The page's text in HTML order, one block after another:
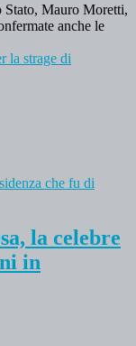
Stato, Mauro Moretti,
anche le
la strage di
la celebre
in